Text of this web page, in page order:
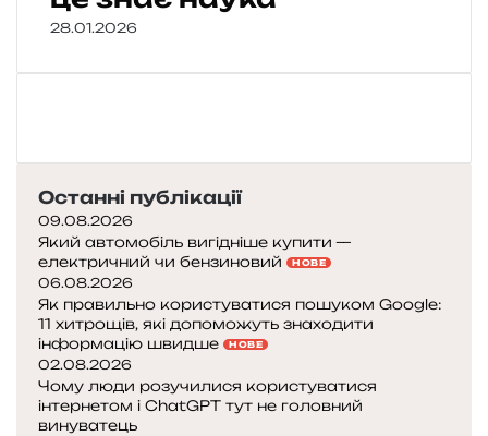
28.01.2026
Останні публікації
09.08.2026
Який автомобіль вигідніше купити —
електричний чи бензиновий
НОВЕ
06.08.2026
Як правильно користуватися пошуком Google:
11 хитрощів, які допоможуть знаходити
інформацію швидше
НОВЕ
02.08.2026
Чому люди розучилися користуватися
інтернетом і ChatGPT тут не головний
винуватець